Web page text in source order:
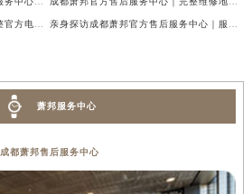
萧邦服务中心
成都萧邦售后服务中心